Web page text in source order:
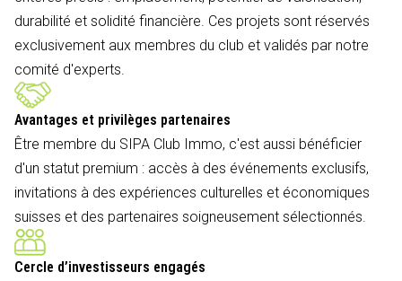
durabilité et solidité financière. Ces projets sont réservés
exclusivement aux membres du club et validés par notre
comité d'experts.
Avantages et privilèges partenaires
Être membre du SIPA Club Immo, c'est aussi bénéficier
d'un statut premium : accès à des événements exclusifs,
invitations à des expériences culturelles et économiques
suisses et des partenaires soigneusement sélectionnés.
Cercle d’investisseurs engagés